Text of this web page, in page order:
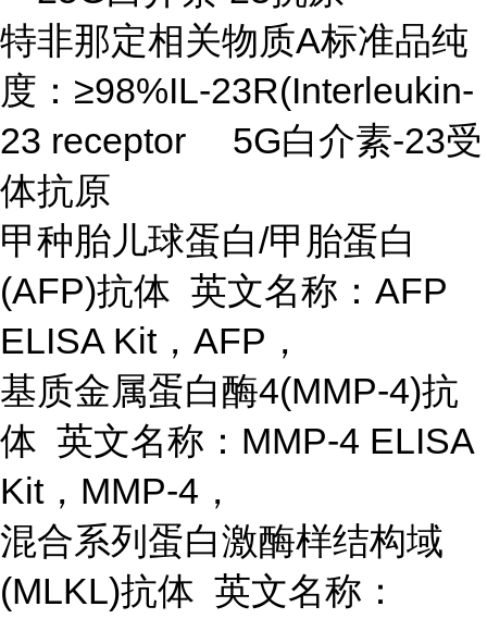
特非那定相关物质A标准品纯
度：≥98%IL-23R(Interleukin-
23 receptor 5G白介素-23受
体抗原
甲种胎儿球蛋白/甲胎蛋白
(AFP)抗体 英文名称：AFP
ELISA Kit，AFP，
基质金属蛋白酶4(MMP-4)抗
体 英文名称：MMP-4 ELISA
Kit，MMP-4，
混合系列蛋白激酶样结构域
(MLKL)抗体 英文名称：